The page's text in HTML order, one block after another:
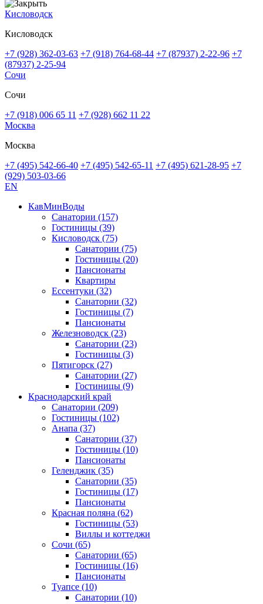
Кисловодск
Кисловодск
+7 (928) 362-03-63 +7 (918) 764-68-44 +7 (87937) 2-22-96 +7
(87937) 2-25-94
Сочи
Сочи
+7 (918) 006 65 11 +7 (928) 662 11 22
Москва
Москва
+7 (495) 542-66-40 +7 (495) 542-65-11 +7 (495) 621-28-95 +7
(929) 503-03-66
EN
КавМинВоды
Санатории (157)
Гостиницы (39)
Кисловодск (75)
Санатории (75)
Гостиницы (20)
Пансионаты
Квартиры
Ессентуки (32)
Санатории (32)
Гостиницы (7)
Пансионаты
Железноводск (23)
Санатории (23)
Гостиницы (3)
Пятигорск (27)
Санатории (27)
Гостиницы (9)
Краснодарский край
Санатории (209)
Гостиницы (102)
Анапа (37)
Санатории (37)
Гостиницы (10)
Пансионаты
Геленджик (35)
Санатории (35)
Гостиницы (17)
Пансионаты
Красная поляна (62)
Гостиницы (53)
Виллы и коттеджи
Сочи (65)
Санатории (65)
Гостиницы (16)
Пансионаты
Туапсе (10)
Санатории (10)